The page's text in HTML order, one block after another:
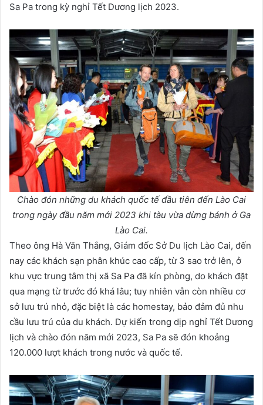
Sa Pa trong kỳ nghỉ Tết Dương lịch 2023.
Chào đón những du khách quốc tế đầu tiên đến Lào Cai
trong ngày đầu năm mới 2023 khi tàu vừa dừng bánh ở Ga
Lào Cai.
Theo ông Hà Văn Thắng, Giám đốc Sở Du lịch Lào Cai, đến
nay các khách sạn phân khúc cao cấp, từ 3 sao trở lên, ở
khu vực trung tâm thị xã Sa Pa đã kín phòng, do khách đặt
qua mạng từ trước đó khá lâu; tuy nhiên vẫn còn nhiều cơ
sở lưu trú nhỏ, đặc biệt là các homestay, bảo đảm đủ nhu
cầu lưu trú của du khách. Dự kiến trong dịp nghỉ Tết Dương
lịch và chào đón năm mới 2023, Sa Pa sẽ đón khoảng
120.000 lượt khách trong nước và quốc tế.